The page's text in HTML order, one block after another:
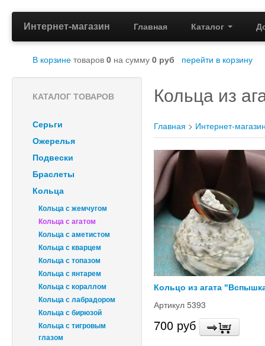
Интернет-магазин Главная Каталог
В корзине товаров 0 на сумму 0 руб перейти в корзину
КАТАЛОГ ТОВАРОВ
Серьги
Ожерелья
Подвески
Браслеты
Кольца
Кольца с жемчугом
Кольца с агатом
Кольца с аметистом
Кольца с кварцем
Кольца с топазом
Кольца с янтарем
Кольца с кораллом
Кольца с лабрадором
Кольца с бирюзой
Кольца с тигровым
глазом
Кольца из
Главная > Интернет-
Кольцо из агата
Артикул 5393
700 руб